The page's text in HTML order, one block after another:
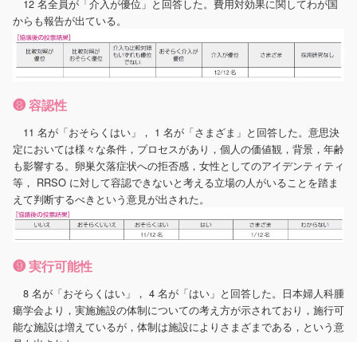
12 名全員が「介入が優位」と回答した。費用対効果に関してわが国
からも報告が出ている。
❽ 容認性
11 名が「おそらくはい」， 1 名が「さまざま」と回答した。意思決
定においては様々な条件，プロセスがあり，個人の価値観，背景，年齢
も影響する。卵巣欠落症状への拒否感，女性としてのアイデンティティ
等， RRSO に対して容認できないと考える立場の人がいることを踏ま
えて判断するべきという意見が出された。
❾ 実行可能性
8 名が「おそらくはい」， 4 名が「はい」と回答した。日本婦人科腫
瘍学会より，実施施設の体制についての考え方が示されており，施行可
能な施設は増えているが，体制は施設によりさまざまである，という意